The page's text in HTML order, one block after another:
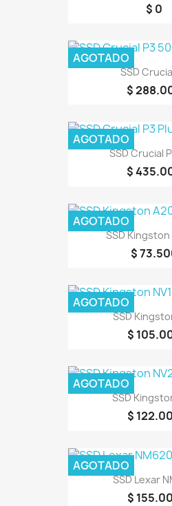
$ 0
SSD
$
AGOTADO
SSD Crucial
$
AGOTADO
SSD
$
AGOTADO
SSD
$
AGOTADO
SSD
$
AGOTADO
SSD Lexar
$
AGOTADO